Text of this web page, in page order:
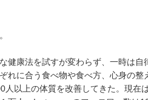
健康法を試すが変わらず、一時は
れに合う食べ物や食べ方、心身の
以上の体質を改善してきた。現